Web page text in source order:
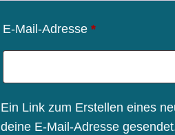
E-Mail-Adresse *Erforderlich
Ein Link zum Erstellen eines
deine E-Mail-Adresse